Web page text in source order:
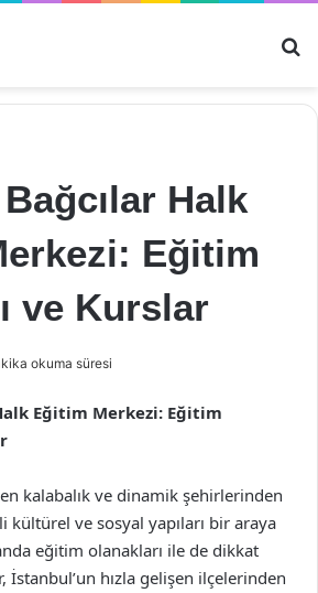
Halk
Eğitim
ve Kurslar
okuma süresi
Eğitim Merkezi: Eğitim
kalabalık ve dinamik şehirlerinden
kültürel ve sosyal yapıları bir araya
eğitim olanakları ile de dikkat
İstanbul’un hızla gelişen ilçelerinden